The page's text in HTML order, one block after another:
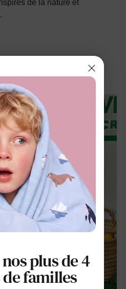
de la nature et
à imprimé œufs
fille
plus de 4
familles